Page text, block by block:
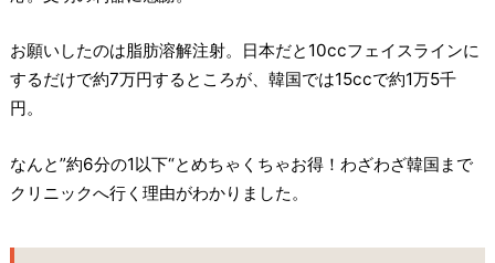
お願いしたのは脂肪溶解注射。日本だと10ccフェイスラインに
するだけで約7万円するところが、韓国では15ccで約1万5千
円。
なんと”約6分の1以下“とめちゃくちゃお得！わざわざ韓国まで
クリニックへ行く理由がわかりました。